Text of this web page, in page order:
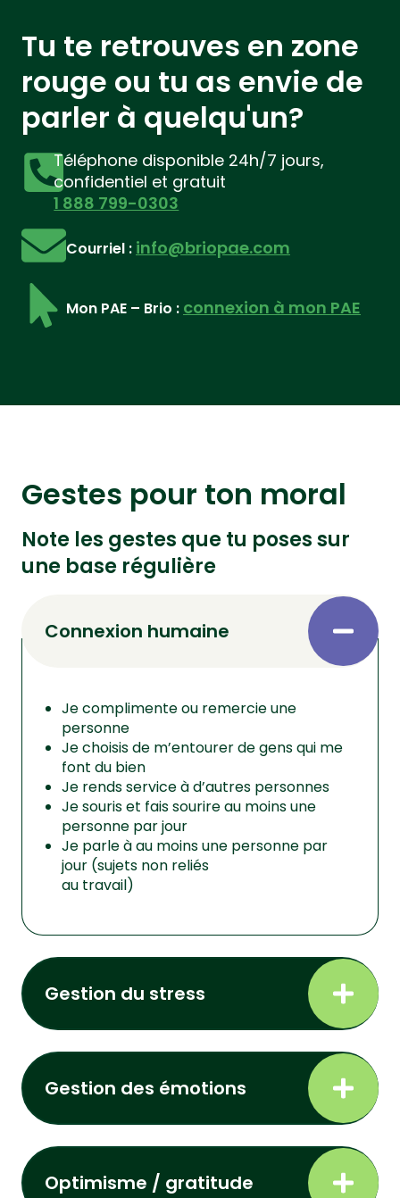
Tu te retrouves en zone
rouge ou tu as envie de
parler à quelqu'un?
Téléphone disponible 24h/7 jours,
confidentiel et gratuit
1 888 799-0303
Courriel : info@briopae.com
Mon PAE – Brio : connexion à mon PAE
Gestes pour ton moral
Note les gestes que tu poses sur
une base régulière
Connexion humaine
Je complimente ou remercie une
personne
Je choisis de m’entourer de gens qui me
font du bien
Je rends service à d’autres personnes
Je souris et fais sourire au moins une
personne par jour
Je parle à au moins une personne par
jour (sujets non reliés
au travail)
Gestion du stress
Gestion des émotions
Optimisme / gratitude